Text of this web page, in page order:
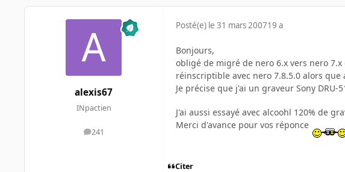
alexis67
INpactien
241
messages
Posté(e) le 31 mars 200719 a
Bonjours,
obligé de migré de nero 6.x vers nero
réinscriptible avec nero 7.8.5.0 alors que
Je précise que j'ai un graveur Sony
J'ai aussi essayé avec alcoohl 120% de
Merci d'avance pour vos réponce
Citer